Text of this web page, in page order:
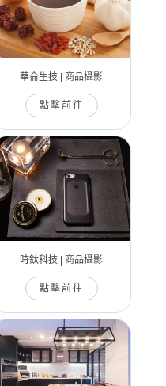
華侖生技 | 商品攝影
點擊前往
時鈦科技 | 商品攝影
點擊前往